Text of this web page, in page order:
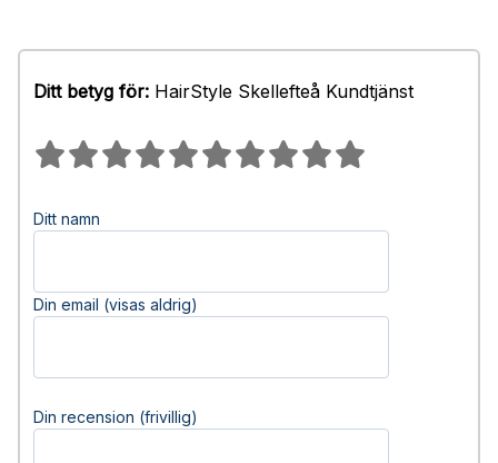
Ditt betyg för: HairStyle Skellefteå Kundtjänst
Ditt namn
Din email (visas aldrig)
Din recension (frivillig)